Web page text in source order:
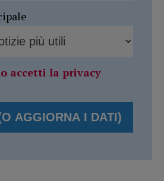
accetti la privacy